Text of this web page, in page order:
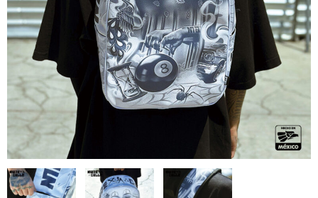
ゲームシャツ
コーチジャケット
スウェット＆フーディ
パンツ
ヘッドギア
シューズ
ORIGINAL